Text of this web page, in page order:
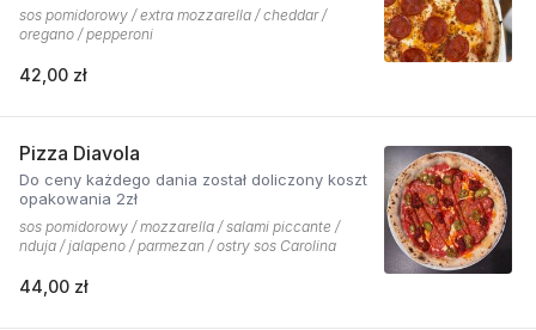
sos pomidorowy / extra mozzarella / cheddar /
oregano / pepperoni
42,00 zł
Pizza Diavola
Do ceny każdego dania został doliczony koszt
opakowania 2zł
sos pomidorowy / mozzarella / salami piccante /
nduja / jalapeno / parmezan / ostry sos Carolina
44,00 zł